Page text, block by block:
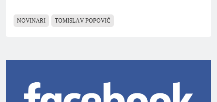
NOVINARI TOMISLАV POPOVIĆ